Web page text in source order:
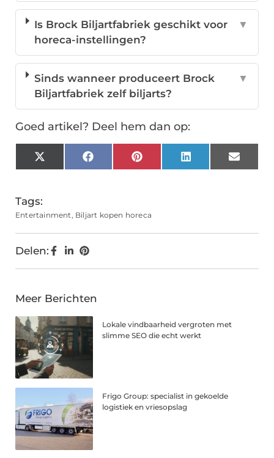
Is Brock Biljartfabriek geschikt voor
horeca-instellingen?
▼
Sinds wanneer produceert Brock
Biljartfabriek zelf biljarts?
▼
Goed artikel? Deel hem dan op:
X
(Twitter)
FacebookPinterestLinkedInEmail
Tags:
Entertainment, Biljart kopen horeca
Delen:
Meer Berichten
Lokale vindbaarheid vergroten met
slimme SEO die echt werkt
Frigo Group: specialist in gekoelde
logistiek en vriesopslag